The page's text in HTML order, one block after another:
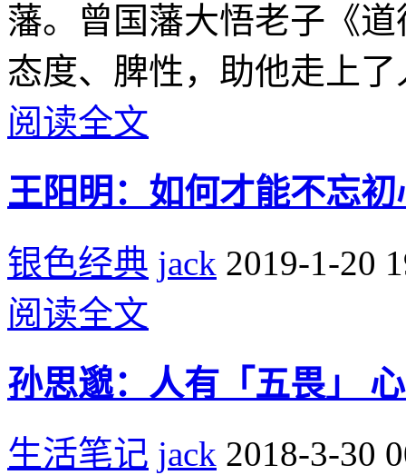
藩。曾国藩大悟老子《
态度、脾性，助他走上
阅读全文
王阳明：如何才能不忘初
银色经典 jack 2019-1-20
阅读全文
孙思邈：人有「五畏」
生活笔记 jack 2018-3-30